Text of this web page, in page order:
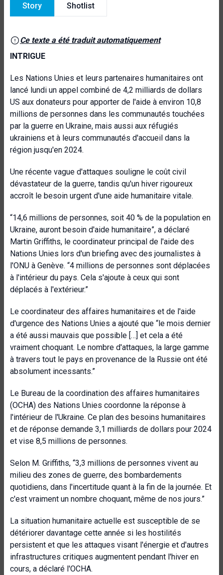
Story Shotlist
Ce texte a été traduit automatiquement
INTRIGUE
Les Nations Unies et leurs partenaires humanitaires ont
lancé lundi un appel combiné de 4,2 milliards de dollars
US aux donateurs pour apporter de l'aide à environ 10,8
millions de personnes dans les communautés touchées
par la guerre en Ukraine, mais aussi aux réfugiés
ukrainiens et à leurs communautés d'accueil dans la
région jusqu'en 2024.
Une récente vague d'attaques souligne le coût civil
dévastateur de la guerre, tandis qu'un hiver rigoureux
accroît le besoin urgent d'une aide humanitaire vitale.
“14,6 millions de personnes, soit 40 % de la population en
Ukraine, auront besoin d'aide humanitaire”, a déclaré
Martin Griffiths, le coordinateur principal de l'aide des
Nations Unies lors d'un briefing avec des journalistes à
l'ONU à Genève. “4 millions de personnes sont déplacées
à l'intérieur du pays. Cela s'ajoute à ceux qui sont
déplacés à l'extérieur.”
Le coordinateur des affaires humanitaires et de l'aide
d'urgence des Nations Unies a ajouté que “le mois dernier
a été aussi mauvais que possible […] et cela a été
vraiment choquant. Le nombre d'attaques, la large gamme
à travers tout le pays en provenance de la Russie ont été
absolument incessants.”
Le Bureau de la coordination des affaires humanitaires
(OCHA) des Nations Unies coordonne la réponse à
l'intérieur de l'Ukraine. Ce plan des besoins humanitaires
et de réponse demande 3,1 milliards de dollars pour 2024
et vise 8,5 millions de personnes.
Selon M. Griffiths, “3,3 millions de personnes vivent au
milieu des zones de guerre, des bombardements
quotidiens, dans l'incertitude quant à la fin de la journée. Et
c'est vraiment un nombre choquant, même de nos jours.”
La situation humanitaire actuelle est susceptible de se
détériorer davantage cette année si les hostilités
persistent et que les attaques visant l'énergie et d'autres
infrastructures critiques augmentent pendant l'hiver en
cours, a déclaré l'OCHA.